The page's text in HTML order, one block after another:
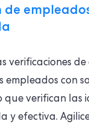
de
verificaciones
empleados con
que verifican las
y efectiva.